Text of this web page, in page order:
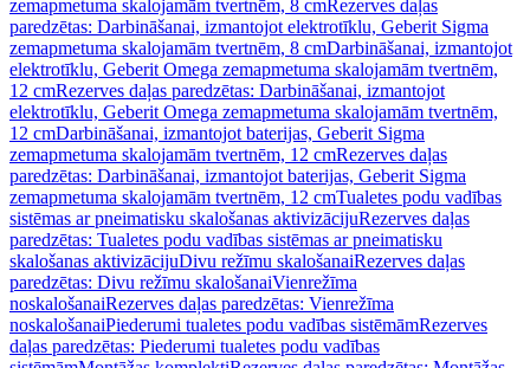
zemapmetuma skalojamām tvertnēm, 8 cmRezerves daļas
paredzētas: Darbināšanai, izmantojot elektrotīklu, Geberit Sigma
zemapmetuma skalojamām tvertnēm, 8 cmDarbināšanai, izmantojot
elektrotīklu, Geberit Omega zemapmetuma skalojamām tvertnēm,
12 cmRezerves daļas paredzētas: Darbināšanai, izmantojot
elektrotīklu, Geberit Omega zemapmetuma skalojamām tvertnēm,
12 cmDarbināšanai, izmantojot baterijas, Geberit Sigma
zemapmetuma skalojamām tvertnēm, 12 cmRezerves daļas
paredzētas: Darbināšanai, izmantojot baterijas, Geberit Sigma
zemapmetuma skalojamām tvertnēm, 12 cmTualetes podu vadības
sistēmas ar pneimatisku skalošanas aktivizācijuRezerves daļas
paredzētas: Tualetes podu vadības sistēmas ar pneimatisku
skalošanas aktivizācijuDivu režīmu skalošanaiRezerves daļas
paredzētas: Divu režīmu skalošanaiVienrežīma
noskalošanaiRezerves daļas paredzētas: Vienrežīma
noskalošanaiPiederumi tualetes podu vadības sistēmāmRezerves
daļas paredzētas: Piederumi tualetes podu vadības